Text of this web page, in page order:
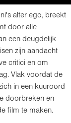
alter ego, breekt
door alle
een deugdelijk
zijn aandacht
critici en om
Vlak voordat de
in een kuuroord
doorbreken en
film te maken.